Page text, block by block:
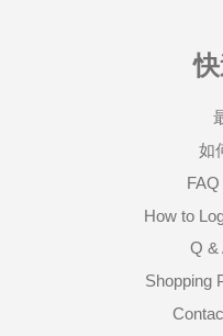
如
How to
Q &
Shopping